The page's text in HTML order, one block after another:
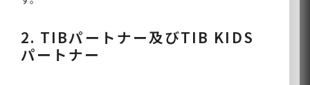
2. TIBパートナー及びTIB KIDS
パートナー